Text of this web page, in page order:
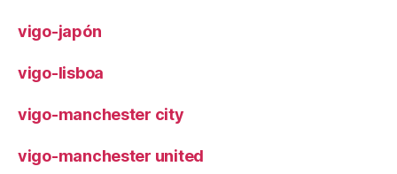
vigo-japón
vigo-lisboa
vigo-manchester city
vigo-manchester united